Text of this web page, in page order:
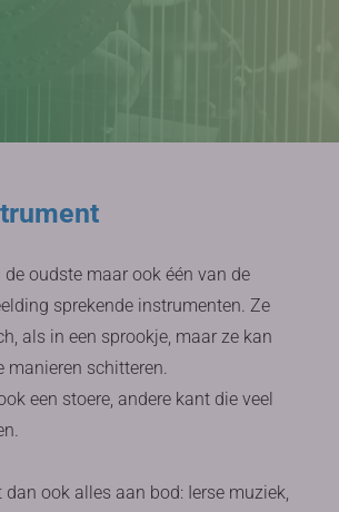
de oudste maar ook één van de
sprekende instrumenten. Ze
als in een sprookje, maar ze kan
manieren schitteren.
een stoere, andere kant die veel
ook alles aan bod: Ierse muziek,